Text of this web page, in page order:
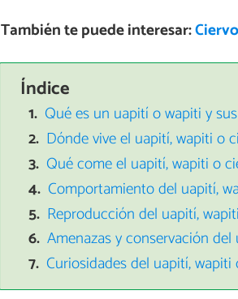
También te puede interesar:Ciervo
Índice
Qué es un uapití o wapiti y
Dónde vive el uapití, wapiti o
Qué come el uapití, wapiti o
Comportamiento del uapití,
Reproducción del uapití,
Amenazas y conservación
Curiosidades del uapití,